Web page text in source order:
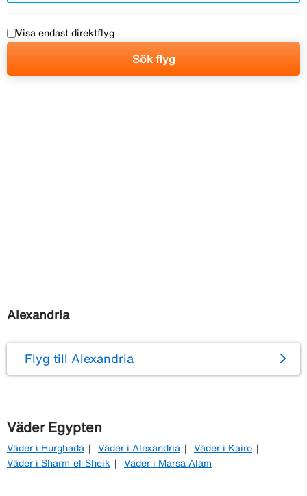
Visa endast direktflyg
Sök flyg
Alexandria
Flyg till Alexandria
Väder Egypten
Väder i Hurghada Väder i Alexandria
Väder i Kairo
Väder i Sharm-el-Sheik
Väder i Marsa Alam